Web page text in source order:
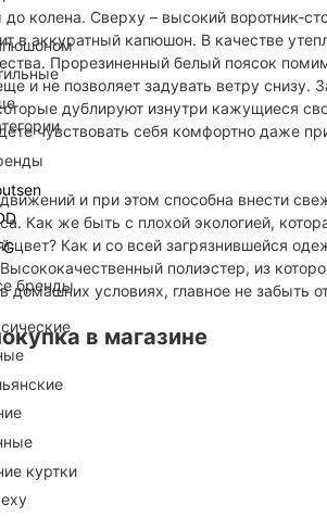
бренды
куртки
колена. Сверху – высокий воротник-
в аккуратный капюшон. В качестве
Прорезиненный белый поясок
и не позволяет задувать ветру снизу.
дублируют изнутри кажущиеся
чувствовать себя комфортно даже
и при этом способна внести
Как же быть с плохой экологией,
цвет? Как и со всей загрязнившейся
полиэстер, из
домашних условиях, главное не забыть
в магазине